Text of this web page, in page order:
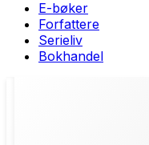
E-bøker
Forfattere
Serieliv
Bokhandel